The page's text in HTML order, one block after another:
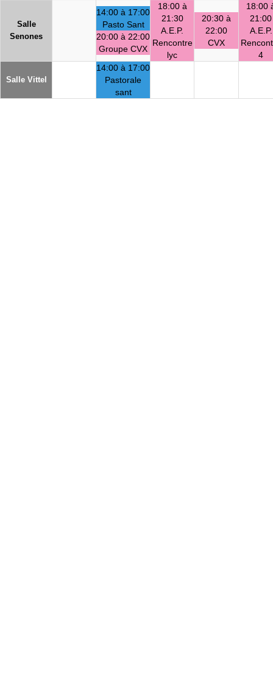
Salle
Senones
14:00 à 17:00
Pasto Sant
20:00 à 22:00
Groupe CVX
18:00 à
21:30
A.E.P.
Rencontre
lyc
20:30 à
22:00
CVX
18:00
21:00
A.E.P.
4
Salle Vittel
14:00 à 17:00
Pastorale
sant